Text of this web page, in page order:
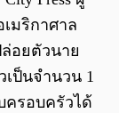
เมริกาศาล
อยตัวนาย
เป็นจำนวน 1
ครอบครัวได้